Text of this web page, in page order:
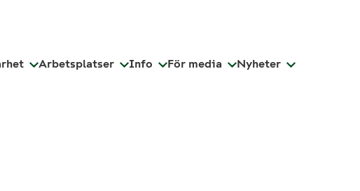
Arbetsplatser Info För media Nyheter